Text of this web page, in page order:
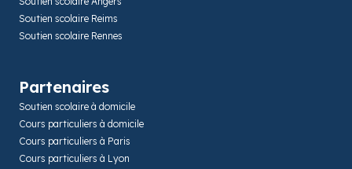
Soutien scolaire Reims
Soutien scolaire Rennes
Partenaires
Soutien scolaire à domicile
Cours particuliers à domicile
Cours particuliers à Paris
Cours particuliers à Lyon